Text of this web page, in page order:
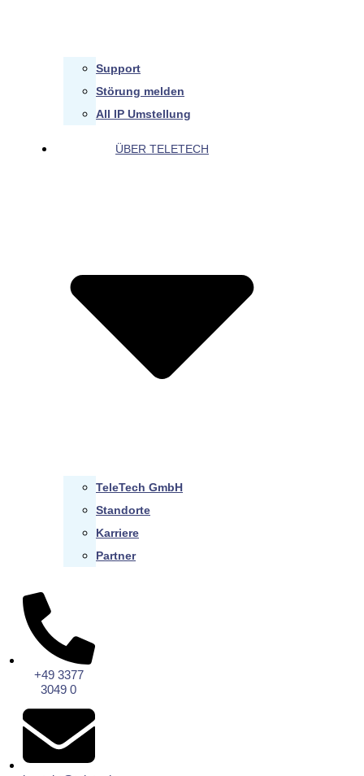
Support
Störung melden
All IP Umstellung
ÜBER TELETECH
TeleTech GmbH
Standorte
Karriere
Partner
+49 3377
3049 0